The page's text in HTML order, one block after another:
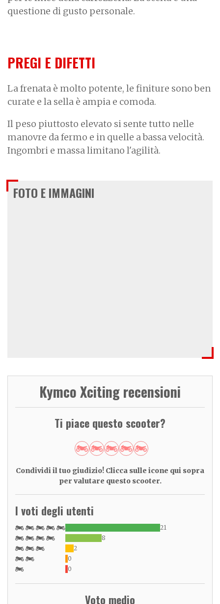
questione di gusto personale.
PREGI E DIFETTI
La frenata è molto potente, le finiture sono ben
curate e la sella è ampia e comoda.
Il peso piuttosto elevato si sente tutto nelle
manovre da fermo e in quelle a bassa velocità.
Ingombri e massa limitano l'agilità.
FOTO E IMMAGINI
Kymco Xciting recensioni
Ti piace questo scooter?
Condividi il tuo giudizio! Clicca sulle icone qui sopra
per valutare questo scooter.
I voti degli utenti
21
8
2
0
0
Voto medio